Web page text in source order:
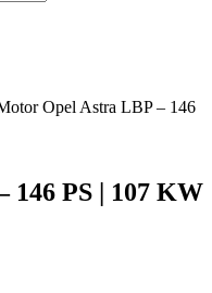
Opel Astra LBP – 146
PS | 107 KW